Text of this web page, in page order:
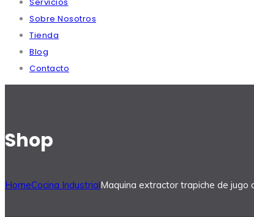
Sobre Nosotros
Tienda
Blog
Contacto
Shop
HomeCocina IndustrialMaquina extractor trapiche de jugo